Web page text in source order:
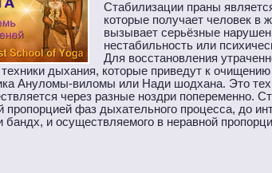
Стабилизации праны
которые получает человек в
вызывает серьёзные
нестабильность или
Для восстановления
техники дыхания, которые приведут к
Ануломы-виломы или Нади шодхана. Это
через разные ноздри попеременно.
пропорцией фаз дыхательного процесса, до
бандх, и осуществляемого в неравной